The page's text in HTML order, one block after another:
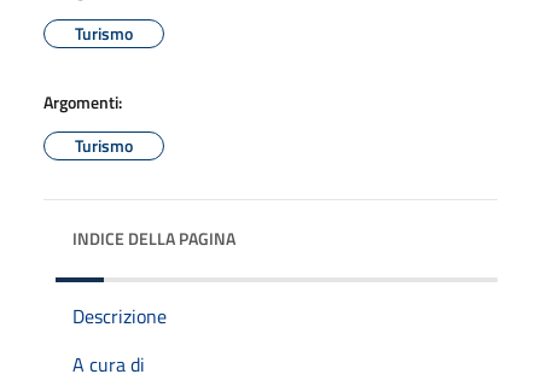
Turismo
Argomenti:
Turismo
INDICE DELLA PAGINA
Descrizione
A cura di